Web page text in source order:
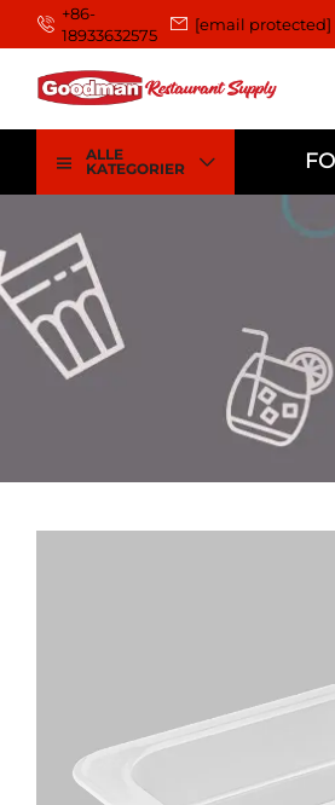
+86-
18933632575
[email protected]
ALLE
KATEGORIER